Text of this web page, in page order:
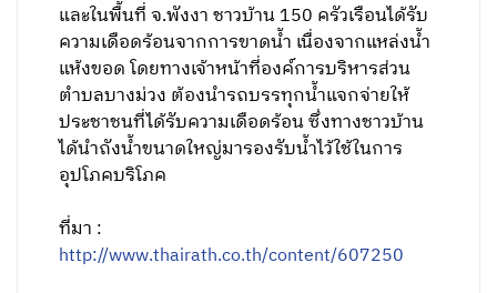
และในพื้นที่ จ.พังงา ชาวบ้าน 150 ครัวเรือนได้รับ
ความเดือดร้อนจากการขาดน้ำ เนื่องจากแหล่งน้ำ
แห้งขอด โดยทางเจ้าหน้าที่องค์การบริหารส่วน
ตำบลบางม่วง ต้องนำรถบรรทุกน้ำแจกจ่ายให้
ประชาชนที่ได้รับความเดือดร้อน ซึ่งทางชาวบ้าน
ได้นำถังน้ำขนาดใหญ่มารองรับน้ำไว้ใช้ในการ
อุปโภคบริโภค
ที่มา :
http://www.thairath.co.th/content/607250